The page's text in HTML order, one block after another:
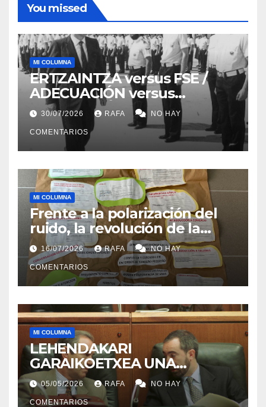
You missed
MI COLUMNA
ERTZAINTZA versus FSE /
ADECUACIÓN versus
SUSTITUCIÓN
30/07/2026 RAFA NO HAY
COMENTARIOS
MI COLUMNA
Frente a la polarización del
ruido, la revolución de la
acogida
16/07/2026 RAFA NO HAY
COMENTARIOS
MI COLUMNA
LEHENDAKARI
GARAIKOETXEA UNA
PERSONA QUE DIGNIFICA EL
EJERCICIO DE LA POLÍTICA
05/05/2026 RAFA NO HAY
COMENTARIOS